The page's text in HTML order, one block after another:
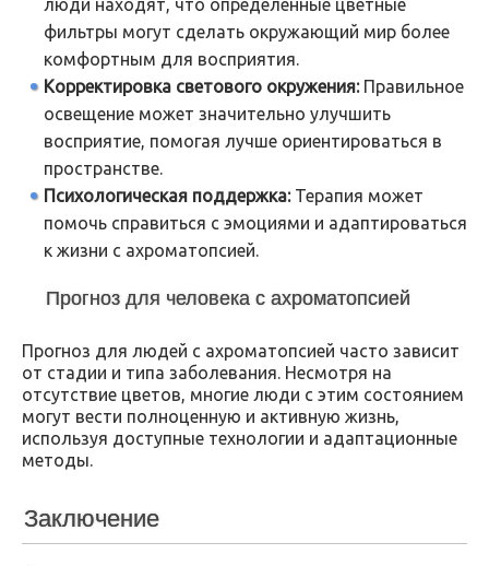
фильтры могут сделать окружающий мир более
комфортным для восприятия.
Корректировка светового окружения:Правильное
освещение может значительно улучшить
восприятие, помогая лучше ориентироваться в
пространстве.
Психологическая поддержка:Терапия может
помочь справиться с эмоциями и адаптироваться
к жизни с ахроматопсией.
Прогноз для человека с ахроматопсией
Прогноз для людей с ахроматопсией часто зависит
от стадии и типа заболевания. Несмотря на
отсутствие цветов, многие люди с этим состоянием
могут вести полноценную и активную жизнь,
используя доступные технологии и адаптационные
методы.
Заключение